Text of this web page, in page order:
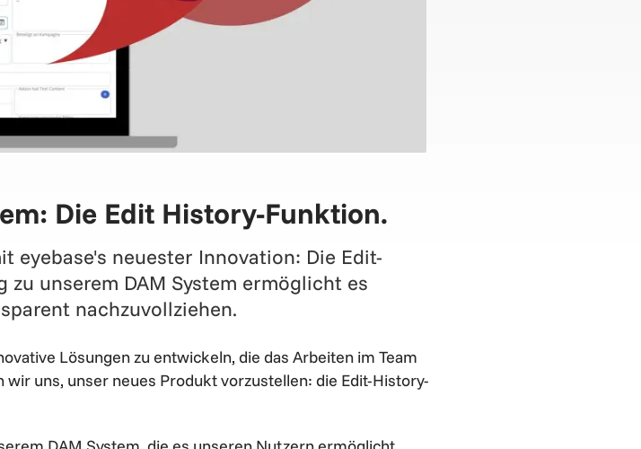
Die Edit History-Funktion.
eyebase's neuester Innovation: Die Edit-
zu unserem DAM System ermöglicht es
nachzuvollziehen.
Lösungen zu entwickeln, die das Arbeiten im Team
uns, unser neues Produkt vorzustellen: die Edit-History-